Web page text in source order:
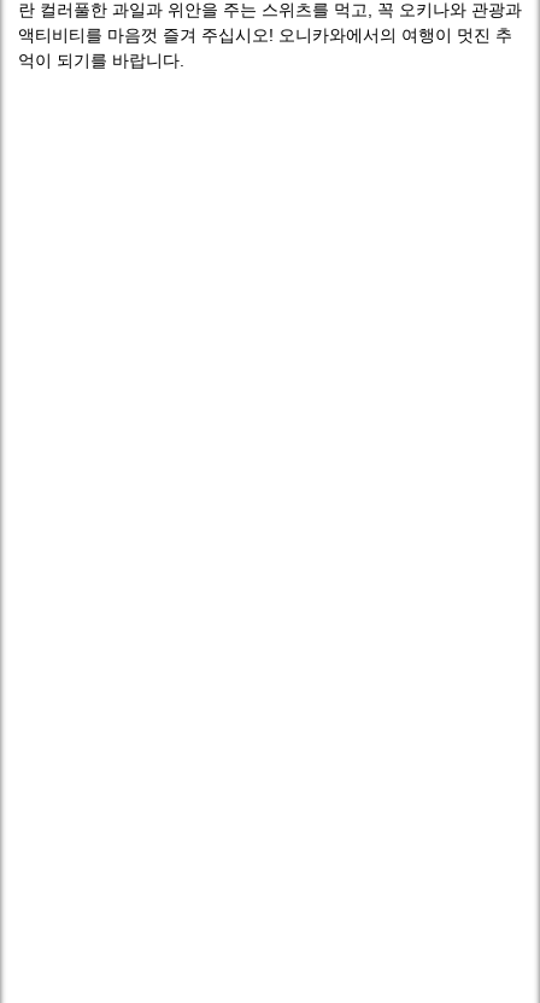
란 컬러풀한 과일과 위안을 주는 스위츠를 먹고, 꼭 오키나와 관광과
액티비티를 마음껏 즐겨 주십시오! 오니카와에서의 여행이 멋진 추
억이 되기를 바랍니다.